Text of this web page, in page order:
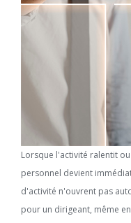
Lorsque l'activité ralentit
personnel devient
d'activité n'ouvrent pas
pour un dirigeant, même